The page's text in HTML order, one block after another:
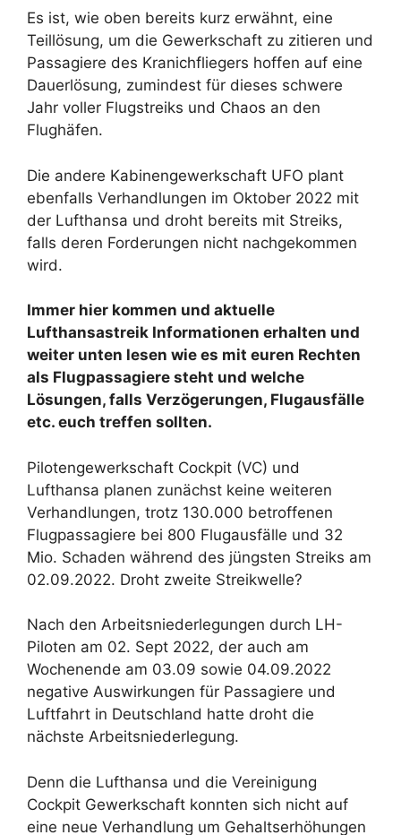
Es ist, wie oben bereits kurz erwähnt, eine
Teillösung, um die Gewerkschaft zu zitieren und
Passagiere des Kranichfliegers hoffen auf eine
Dauerlösung, zumindest für dieses schwere
Jahr voller Flugstreiks und Chaos an den
Flughäfen.
Die andere Kabinengewerkschaft UFO plant
ebenfalls Verhandlungen im Oktober 2022 mit
der Lufthansa und droht bereits mit Streiks,
falls deren Forderungen nicht nachgekommen
wird.
Immer hier kommen und aktuelle
Lufthansastreik Informationen erhalten und
weiter unten lesen wie es mit euren Rechten
als Flugpassagiere steht und welche
Lösungen, falls Verzögerungen, Flugausfälle
etc. euch treffen sollten.
Pilotengewerkschaft Cockpit (VC) und
Lufthansa planen zunächst keine weiteren
Verhandlungen, trotz 130.000 betroffenen
Flugpassagiere bei 800 Flugausfälle und 32
Mio. Schaden während des jüngsten Streiks am
02.09.2022. Droht zweite Streikwelle?
Nach den Arbeitsniederlegungen durch LH-
Piloten am 02. Sept 2022, der auch am
Wochenende am 03.09 sowie 04.09.2022
negative Auswirkungen für Passagiere und
Luftfahrt in Deutschland hatte droht die
nächste Arbeitsniederlegung.
Denn die Lufthansa und die Vereinigung
Cockpit Gewerkschaft konnten sich nicht auf
eine neue Verhandlung um Gehaltserhöhungen